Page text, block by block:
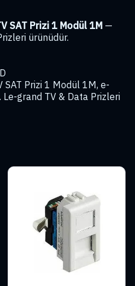
SAT Prizi 1 Modül 1M —
ürünüdür.
Prizi 1 Modül 1M, e-
grand TV & Data Prizleri